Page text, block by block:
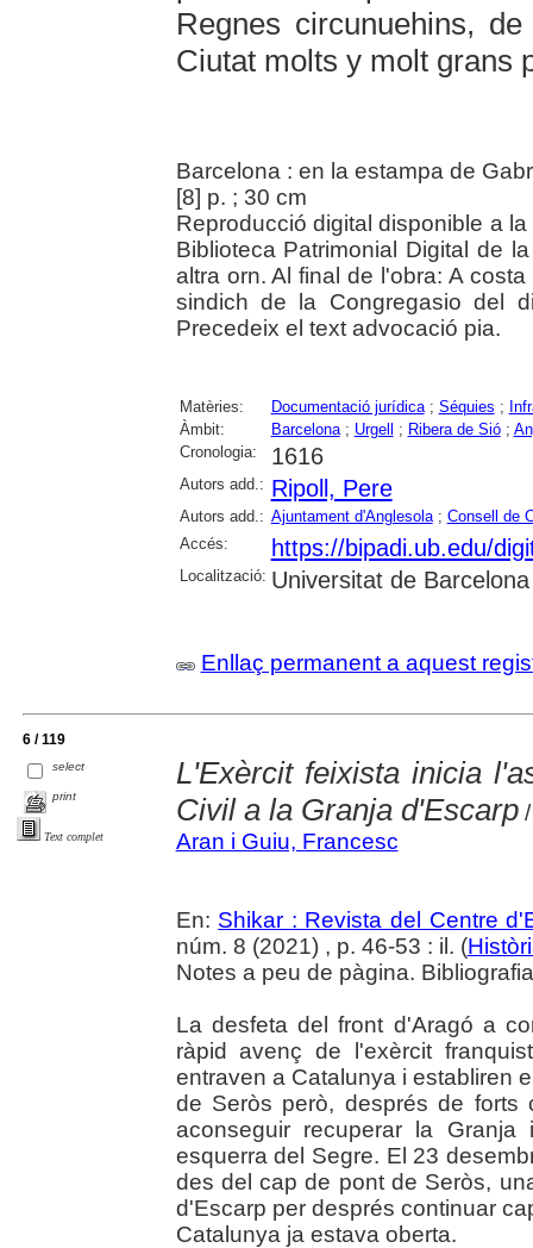
Regnes circunuehins,
Ciutat molts y molt grans
Barcelona : en la estampa de
[8] p. ; 30 cm
Reproducció digital disponible a
Biblioteca Patrimonial Digital de
altra orn. Al final de l'obra: A
sindich de la Congregasio del
Precedeix el text advocació pia.
Matèries: Documentació jurídica; Séquies ;
Àmbit:
Barcelona; Urgell ; Ribera de Sió;
Cronologia:
1616
Autors add.: Ripoll, Pere
Autors add.: Ajuntament d'Anglesola; Consell de
Accés:
https://bipadi.ub.edu/
Localització: Universitat de Barcelona
Enllaç permanent a aquest
6 / 119
select
print
Text complet
L'Exèrcit feixista inicia
Civil a la Granja d'Escarp/
Aran i Guiu, Francesc
En: Shikar : Revista del Centre
núm. 8 (2021) , p. 46-53 : il. (
Notes a peu de pàgina.
La desfeta del front d'Aragó a
ràpid avenç de l'exèrcit
entraven a Catalunya i establiren
de Seròs però, després de forts
aconseguir recuperar la
esquerra del Segre. El 23
des del cap de pont de Seròs,
d'Escarp per després continuar
Catalunya ja estava oberta.